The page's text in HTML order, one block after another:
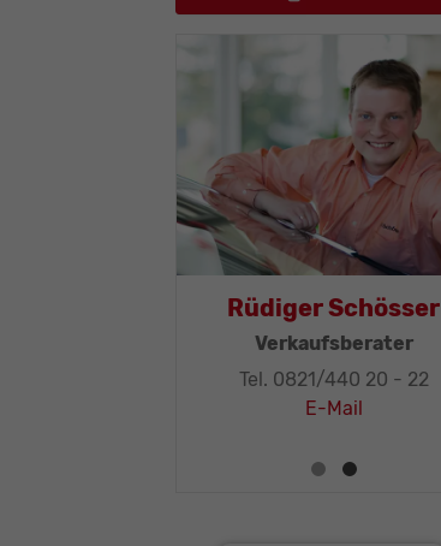
Rüdiger Schösser
Verkaufsberater
Tel. 0821/440 20 - 22
E-Mail